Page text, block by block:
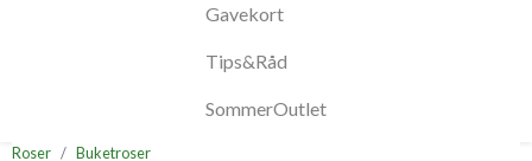
Gavekort
Tips&Råd
SommerOutlet
Roser Buketroser